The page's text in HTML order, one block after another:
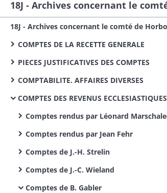
COMPTES DE LA RECETTE GENERALE
PIECES JUSTIFICATIVES DES COMPTES
COMPTABILITE. AFFAIRES DIVERSES
COMPTES DES REVENUS ECCLESIASTIQUES
Comptes rendus par Léonard
Comptes rendus par Jean Fehr
Comptes de J.-H. Strelin
Comptes de J.-C. Wieland
Comptes de B. Gabler